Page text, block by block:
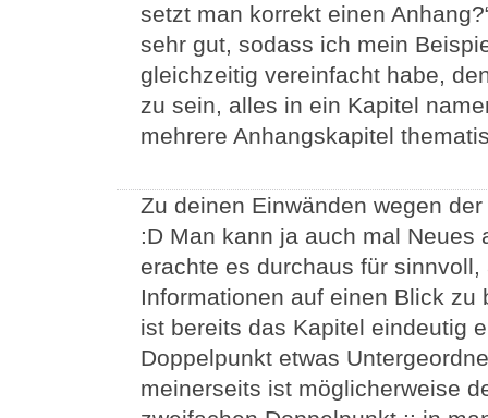
setzt man korrekt einen
sehr gut, sodass ich mein
gleichzeitig vereinfacht habe,
zu sein, alles in ein Kapitel
mehrere Anhangskapitel
Zu deinen Einwänden wegen
:D Man kann ja auch mal
erachte es durchaus für
Informationen auf einen Blick
ist bereits das Kapitel eindeutig
Doppelpunkt etwas
meinerseits ist möglicherweise